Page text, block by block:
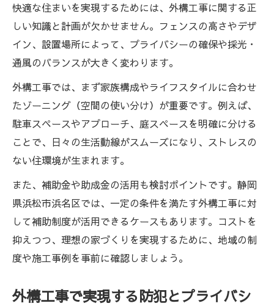
快適な住まいを実現するためには、外構工事に関する正
しい知識と計画が欠かせません。フェンスの高さやデザ
イン、設置場所によって、プライバシーの確保や採光・
通風のバランスが大きく変わります。
外構工事では、まず家族構成やライフスタイルに合わせ
たゾーニング（空間の使い分け）が重要です。例えば、
駐車スペースやアプローチ、庭スペースを明確に分ける
ことで、日々の生活動線がスムーズになり、ストレスの
ない住環境が生まれます。
また、補助金や助成金の活用も検討ポイントです。静岡
県浜松市浜名区では、一定の条件を満たす外構工事に対
して補助制度が活用できるケースもあります。コストを
抑えつつ、理想の家づくりを実現するために、地域の制
度や施工事例を事前に確認しましょう。
外構工事で実現する防犯とプライバシ